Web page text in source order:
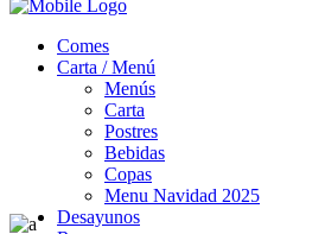
Comes
Carta / Menú
Menús
Carta
Postres
Bebidas
Copas
Menu Navidad 2025
Desayunos